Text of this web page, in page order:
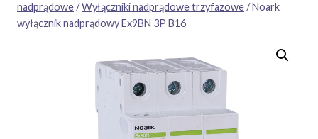
nadprądowe/Wyłączniki nadprądowe trzyfazowe/Noark
wyłącznik nadprądowy Ex9BN 3P B16